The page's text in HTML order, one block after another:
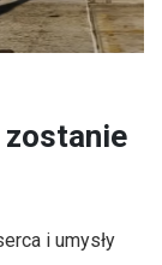
zostanie
i umysły